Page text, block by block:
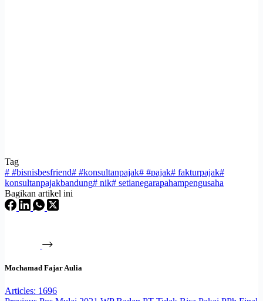
Tag
# #bisnisbesfriend# #konsultanpajak# #pajak# fakturpajak#
konsultanpajakbandung# nik# setianegarapahampengusaha
Bagikan artikel ini
Mochamad Fajar Aulia
Articles: 1696